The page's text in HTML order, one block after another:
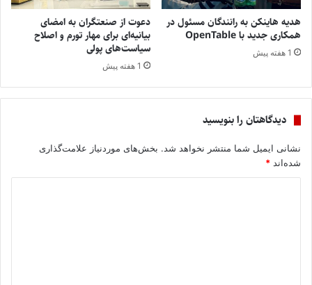
هدیه هاینکن به رانندگان مسئول در
همکاری جدید با OpenTable
1 هفته پیش
دعوت از صنعتگران به امضای
بیانیه‌ای برای مهار تورم و اصلاح
سیاست‌های پولی
1 هفته پیش
دیدگاهتان را بنویسید
نشانی ایمیل شما منتشر نخواهد شد. بخش‌های موردنیاز علامت‌گذاری
شده‌اند *